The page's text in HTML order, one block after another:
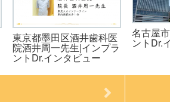
東京都墨田区酒井歯科医
院酒井周一先生|インプラ
ントDr.インタビュー
名古屋
ントDr.